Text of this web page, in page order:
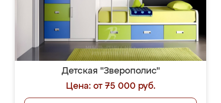
Детская "Зверополис"
Цена: от 75 000 руб.